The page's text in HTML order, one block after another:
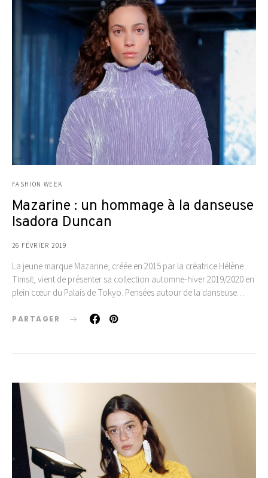
FASHION WEEK
Mazarine : un hommage à la danseuse
Isadora Duncan
26 FÉVRIER 2019
La jeune marque Mazarine, créée en 2015 par la créatrice Hélène
Timsit, vient de présenter sa collection automne-hiver 2019/2020 en
plein cœur du Palais de Tokyo. Pensées autour de la danseuse…
PARTAGER